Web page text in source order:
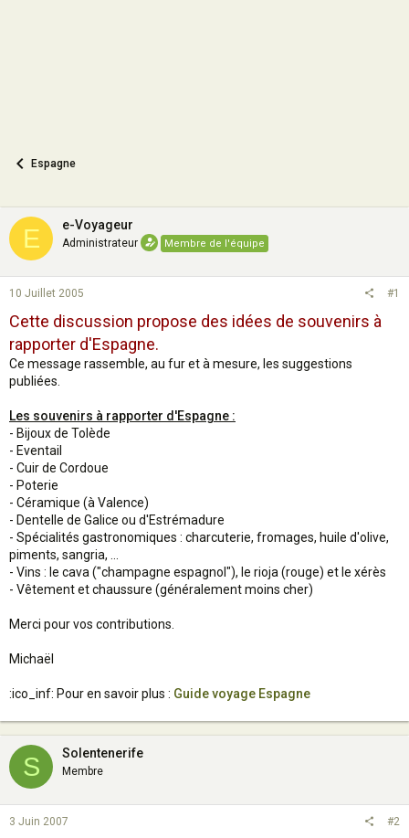
Espagne
E e-Voyageur
Administrateur Membre de l'équipe
10 Juillet 2005 #1
Cette discussion propose des idées de souvenirs à
rapporter d'Espagne.
Ce message rassemble, au fur et à mesure, les suggestions
publiées.
Les souvenirs à rapporter d'Espagne :
- Bijoux de Tolède
- Eventail
- Cuir de Cordoue
- Poterie
- Céramique (à Valence)
- Dentelle de Galice ou d'Estrémadure
- Spécialités gastronomiques : charcuterie, fromages, huile d'olive,
piments, sangria, ...
- Vins : le cava ("champagne espagnol"), le rioja (rouge) et le xérès
- Vêtement et chaussure (généralement moins cher)
Merci pour vos contributions.
Michaël
:ico_inf: Pour en savoir plus : Guide voyage Espagne
S Solentenerife
Membre
3 Juin 2007 #2